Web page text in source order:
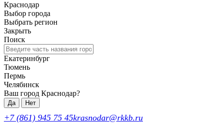
Краснодар
Выбор города
Выбрать регион
Закрыть
Поиск
Екатеринбург
Тюмень
Пермь
Челябинск
Ваш город Краснодар?
Да Нет
+7 (861) 945 75 45krasnodar@rkkb.ru